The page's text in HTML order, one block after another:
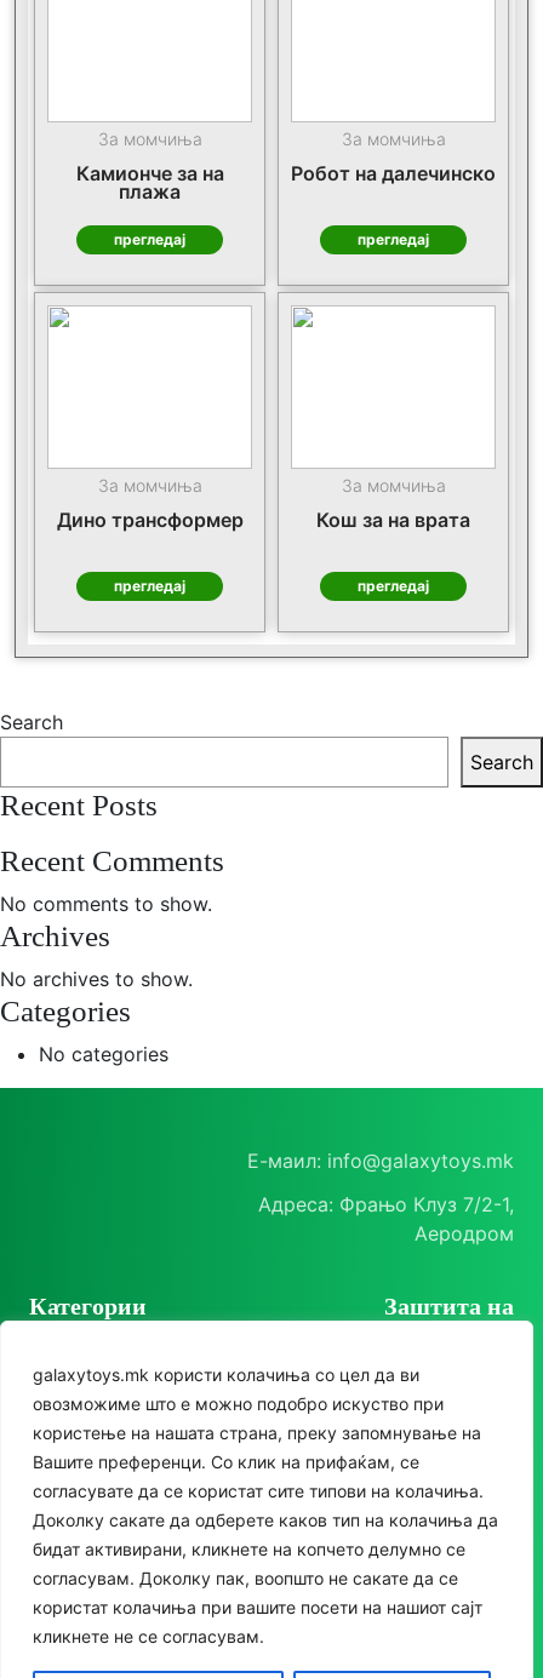
galaxytoys.mk користи колачиња со цел да ви
овозможиме што е можно подобро искуство при
користење на нашата страна, преку запомнување на
Вашите преференци. Со клик на прифаќам, се
согласувате да се користат сите типови на колачиња.
Доколку сакате да одберете каков тип на колачиња да
бидат активирани, кликнете на копчето делумно се
согласувам. Доколку пак, воопшто не сакате да се
користат колачиња при вашите посети на нашиот сајт
кликнете не се согласувам.
За момчиња
Камионче за на
плажа
прегледај
За момчиња
Робот на далечинско
прегледај
За момчиња
Дино трансформер
прегледај
За момчиња
Кош за на врата
прегледај
Search
Search
Recent Posts
Recent Comments
No comments to show.
Archives
No archives to show.
Categories
No categories
Е-маил: info@galaxytoys.mk
Адреса: Фрањо Клуз 7/2-1,
Аеродром
Категории
Сезонска опрема
Друштвени игри
За двор
Едукативни
Сè за домот
Спортски реквизити
Заштита на
Политика на
приватност
Политика за колачиња
Следете нè
Facebook